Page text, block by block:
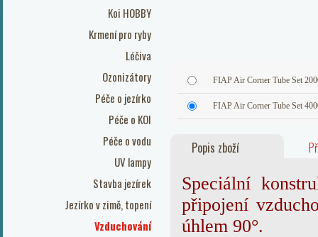
Koi HOBBY
Krmení pro ryby
Léčiva
Ozonizátory
Péče o jezírko
Péče o KOI
Péče o vodu
UV lampy
Stavba jezírek
Jezírko v zimě, topení
Vzduchování
FIAP Air Corner Tube Set
FIAP Air Corner Tube Set
Popis zboží
Speciální
připojení
úhlem 90°.